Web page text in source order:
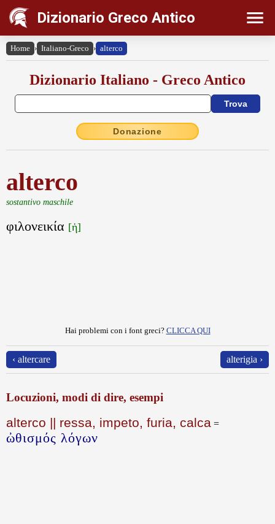
Dizionario Greco Antico
Home › Italiano-Greco › alterco
Dizionario Italiano - Greco Antico
Donazione
alterco
sostantivo maschile
φιλονεικία [ἡ]
Hai problemi con i font greci? CLICCA QUI
‹ altercare alterigia ›
Locuzioni, modi di dire, esempi
alterco || ressa, impeto, furia, calca =
ὠθισμός λόγων